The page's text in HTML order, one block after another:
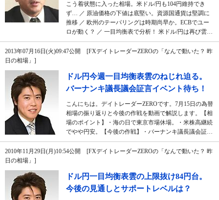
こう着状態に入った相場。米ドル/円も104円維持でき
ず… ／ 原油価格の下値は底堅い。資源国通貨は堅調に
推移 ／ 欧州のテーパリングは時期尚早か。ECBでユー
ロが動く？ ／ 一目均衡表で分析！ 米ドル/円は再び雲…
2013年07月16日(火)09:47公開 [FXデイトレーダーZEROの「なんで動いた？ 昨
日の相場」]
ドル円今週一目均衡表雲のねじれ迫る。
バーナンキ議長議会証言イベント待ち！
こんにちは。デイトレーダーZEROです。7月15日の為替
相場の振り返りと今後の作戦を動画で解説します。【相
場のポイント】・海の日で東京市場休場。・米株高継続
でやや円安。【今後の作戦】・バーナンキ議長議会証…
2010年11月29日(月)10:54公開 [FXデイトレーダーZEROの「なんで動いた？ 昨
日の相場」]
ドル円一目均衡表雲の上限抜け84円台。
今後の見通しとサポートレベルは？